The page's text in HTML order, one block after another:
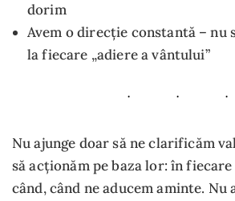
dorim
Avem o direcție constantă – nu
la fiecare „adiere a vântului”
Nu ajunge doar să ne clarificăm
să acționăm pe baza lor: în
când, când ne aducem aminte. Nu